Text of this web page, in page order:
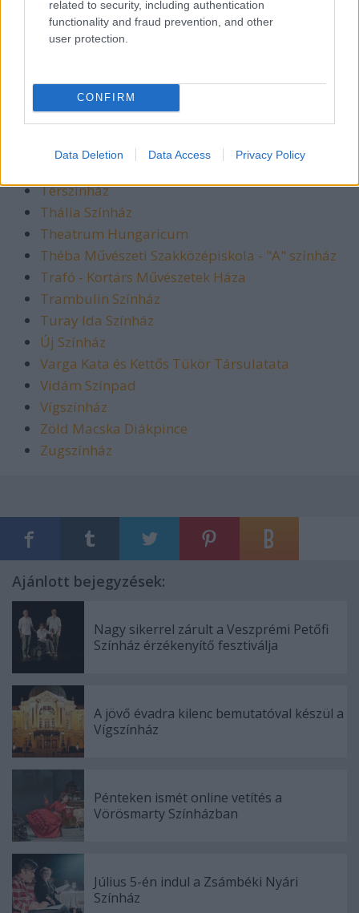
related to security, including authentication
functionality and fraud prevention, and other
user protection.
CONFIRM
Data Deletion Data Access Privacy Policy
Szabad -Tér Színház
Száguldó Orfeum
Színház- és Filmművészeti Egyetem
Szkéné
Szöveg Színház
Szputnyik Hajózási Társaság
Térszínház
Thália Színház
Theatrum Hungaricum
Théba Művészeti Szakközépiskola - "A" színház
Trafó - Kortárs Művészetek Háza
Trambulin Színház
Turay Ida Színház
Új Színház
Varga Kata és Kettős Tükör Társulatata
Vidám Színpad
Vígszínház
Zöld Macska Diákpince
Zugszínház
Ajánlott bejegyzések:
Nagy sikerrel zárult a Veszprémi Petőfi
Színház érzékenyítő fesztiválja
A jövő évadra kilenc bemutatóval készül a
Vígszínház
Pénteken ismét online vetítés a
Vörösmarty Színházban
Július 5-én indul a Zsámbéki Nyári
Színház